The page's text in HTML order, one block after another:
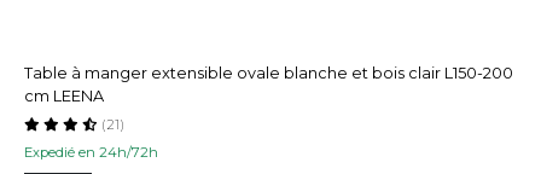
Table à manger extensible ovale blanche et bois clair L150-200
cm LEENA
Expedié en 24h/72h
(21)